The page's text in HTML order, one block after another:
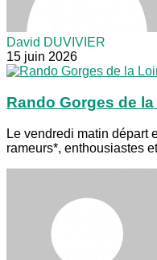
David DUVIVIER
15 juin 2026
Rando Gorges de
Le vendredi matin départ
rameurs*, enthousiastes